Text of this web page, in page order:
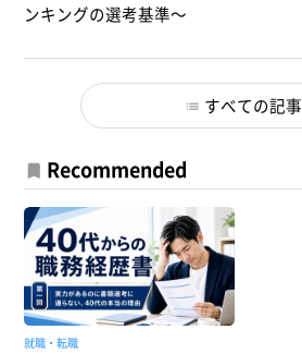
ンキングの選考基準～
すべての記事
Recommended
就職・転職